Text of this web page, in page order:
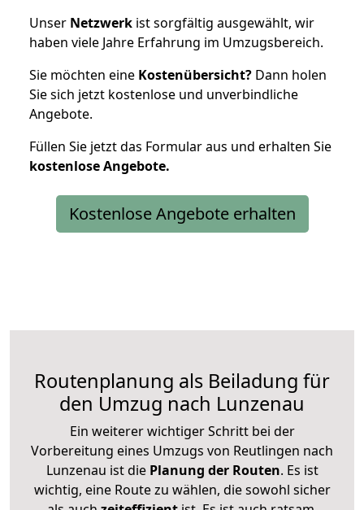
Unser Netzwerk ist sorgfältig ausgewählt, wir
haben viele Jahre Erfahrung im Umzugsbereich.
Sie möchten eine Kostenübersicht? Dann holen
Sie sich jetzt kostenlose und unverbindliche
Angebote.
Füllen Sie jetzt das Formular aus und erhalten Sie
kostenloseAngebote.
Kostenlose Angebote erhalten
Routenplanung als Beiladung für
den Umzug nach Lunzenau
Ein weiterer wichtiger Schritt bei der
Vorbereitung eines Umzugs von Reutlingen nach
Lunzenau ist diePlanung der Routen. Es ist
wichtig, eine Route zu wählen, die sowohl sicher